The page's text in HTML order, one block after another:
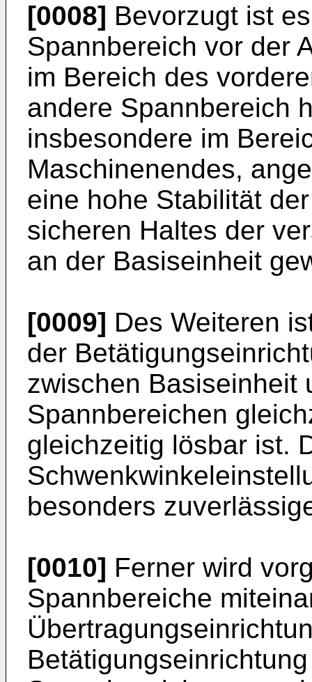
[0008] Bevorzugt ist
Spannbereich vor der
im Bereich des
andere Spannbereich
insbesondere im
Maschinenendes,
eine hohe Stabilität
sicheren Haltes der
an der Basiseinheit
[0009] Des Weiteren
der
zwischen Basiseinheit
Spannbereichen
gleichzeitig lösbar ist.
besonders
[0010] Ferner wird
Spannbereiche